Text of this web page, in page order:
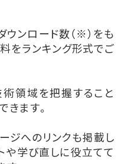
ンロード数（※）をも
をランキング形式でご
領域を把握すること
きます。
ジへのリンクも掲載し
や学び直しに役立てて